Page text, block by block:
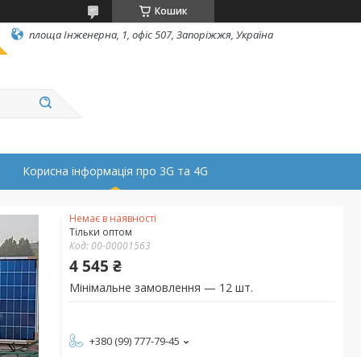
Кошик
площа Інженерна, 1, офіс 507, Запоріжжя, Україна
Корисна інформація про 3G та 4G
Немає в наявності
Тільки оптом
Код: 00-00001563
4 545 ₴
Мінімальне замовлення — 12 шт.
+380 (99) 777-79-45